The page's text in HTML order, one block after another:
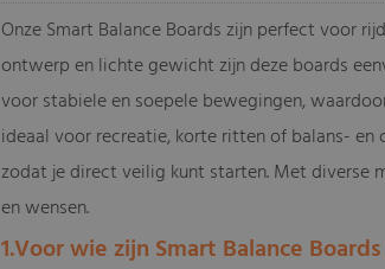
Onze Smart Balance Boards zijn perfect voor
ontwerp en lichte gewicht zijn deze boards
voor stabiele en soepele bewegingen,
ideaal voor recreatie, korte ritten of balans-
zodat je direct veilig kunt starten. Met diverse
en wensen.
1.Voor wie zijn Smart Balance